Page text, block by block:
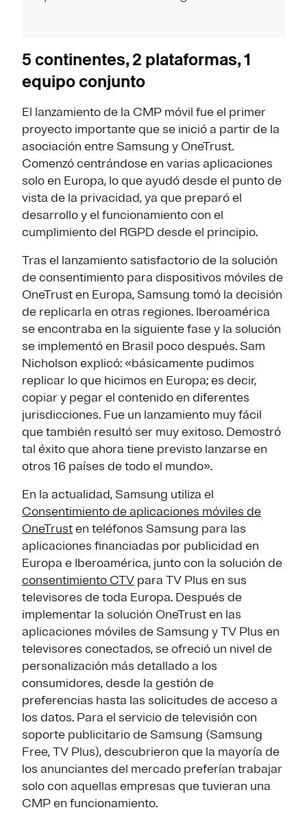
5 continentes, 2 plataformas, 1
equipo conjunto
El lanzamiento de la CMP móvil fue el primer
proyecto importante que se inició a partir de la
asociación entre Samsung y OneTrust.
Comenzó centrándose en varias aplicaciones
solo en Europa, lo que ayudó desde el punto de
vista de la privacidad, ya que preparó el
desarrollo y el funcionamiento con el
cumplimiento del RGPD desde el principio.
Tras el lanzamiento satisfactorio de la solución
de consentimiento para dispositivos móviles de
OneTrust en Europa, Samsung tomó la decisión
de replicarla en otras regiones. Iberoamérica
se encontraba en la siguiente fase y la solución
se implementó en Brasil poco después. Sam
Nicholson explicó: «básicamente pudimos
replicar lo que hicimos en Europa; es decir,
copiar y pegar el contenido en diferentes
jurisdicciones. Fue un lanzamiento muy fácil
que también resultó ser muy exitoso. Demostró
tal éxito que ahora tiene previsto lanzarse en
otros 16 países de todo el mundo».
En la actualidad, Samsung utiliza el
Consentimiento de aplicaciones móviles de
OneTrusten teléfonos Samsung para las
aplicaciones financiadas por publicidad en
Europa e Iberoamérica, junto con la solución de
consentimiento CTV para TV Plus en sus
televisores de toda Europa. Después de
implementar la solución OneTrust en las
aplicaciones móviles de Samsung y TV Plus en
televisores conectados, se ofreció un nivel de
personalización más detallado a los
consumidores, desde la gestión de
preferencias hasta las solicitudes de acceso a
los datos. Para el servicio de televisión con
soporte publicitario de Samsung (Samsung
Free, TV Plus), descubrieron que la mayoría de
los anunciantes del mercado preferían trabajar
solo con aquellas empresas que tuvieran una
CMP en funcionamiento.